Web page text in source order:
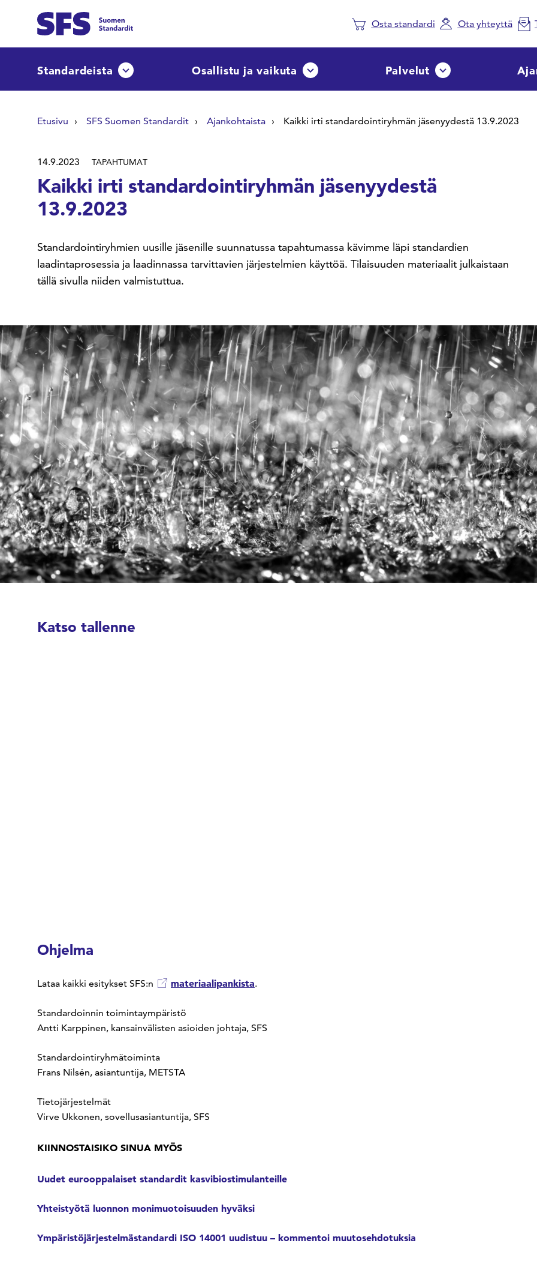
Osta standardi Ota yhteyttä
Standardeista Avaa tai sulje pudotusvalikkoOsallistu ja vaikuta Avaa tai sulje pudotusvalikko
Palvelut Avaa tai sulje
Etusivu SFS Suomen Standardit Ajankohtaista Kaikki irti standardointiryhmän jäsenyydestä 13.9.2023
14.9.2023 TAPAHTUMAT
Kaikki irti standardointiryhmän jäsenyydestä
13.9.2023
Standardointiryhmien uusille jäsenille suunnatussa tapahtumassa kävimme läpi standardien
laadintaprosessia ja laadinnassa tarvittavien järjestelmien käyttöä. Tilaisuuden materiaalit julkaistaan
tällä sivulla niiden valmistuttua.
Katso tallenne
Ohjelma
Lataa kaikki esitykset SFS:n materiaalipankista.
Standardoinnin toimintaympäristö
Antti Karppinen, kansainvälisten asioiden johtaja, SFS
Standardointiryhmätoiminta
Frans Nilsén, asiantuntija, METSTA
Tietojärjestelmät
Virve Ukkonen, sovellusasiantuntija, SFS
KIINNOSTAISIKO SINUA MYÖS
Uudet eurooppalaiset standardit kasvibiostimulanteille
Yhteistyötä luonnon monimuotoisuuden hyväksi
Ympäristöjärjestelmästandardi ISO 14001 uudistuu – kommentoi muutosehdotuksia